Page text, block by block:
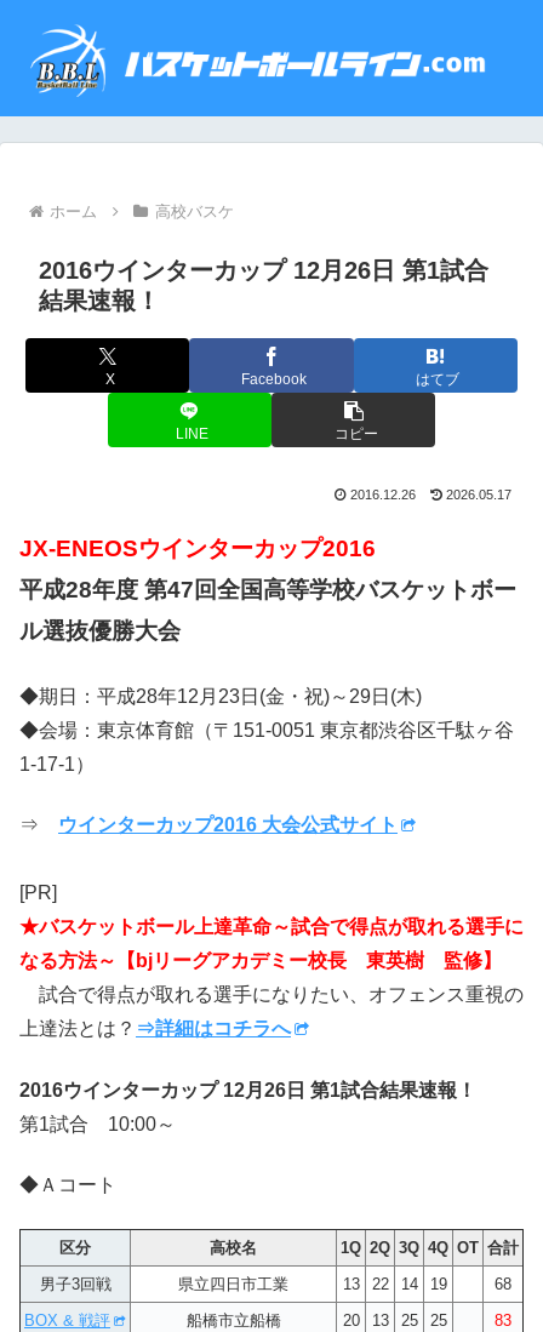
ホーム 高校バスケ
2016ウインターカップ 12月26日 第1試合
結果速報！
X Facebook はてブ
LINE コピー
2016.12.26 2026.05.17
JX-ENEOSウインターカップ2016
平成28年度 第47回全国高等学校バスケットボー
ル選抜優勝大会
◆期日：平成28年12月23日(金・祝)～29日(木)
◆会場：東京体育館（〒151-0051 東京都渋谷区千駄ヶ谷
1-17-1）
⇒ ウインターカップ2016 大会公式サイト
[PR]
★バスケットボール上達革命～試合で得点が取れる選手に
なる方法～【bjリーグアカデミー校長 東英樹 監修】
試合で得点が取れる選手になりたい、オフェンス重視の
上達法とは？ ⇒詳細はコチラへ
2016ウインターカップ 12月26日 第1試合結果速報！
第1試合 10:00～
◆Ａコート
区分 高校名 1Q 2Q 3Q 4Q OT 合計
男子3回戦
県立四日市工業 13 22 14 19
68
BOX & 戦評
船橋市立船橋 20 13 25 25 83